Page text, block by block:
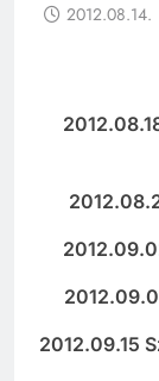
2012.08.14.
2012.09.15